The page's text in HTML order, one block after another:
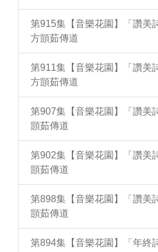
第915集【音樂花園】「讚美
方顗茹傳道
第911集【音樂花園】「讚美
方顗茹傳道
第907集【音樂花園】「讚美
顗茹傳道
第902集【音樂花園】「讚美
顗茹傳道
第898集【音樂花園】「讚美
顗茹傳道
第894集【音樂花園】「年終